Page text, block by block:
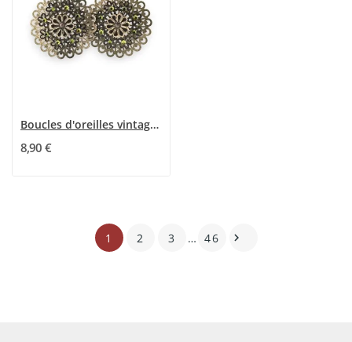
Boucles d'oreilles vintage doré vieilli kaki
8,90 €
1 2 3 … 46 